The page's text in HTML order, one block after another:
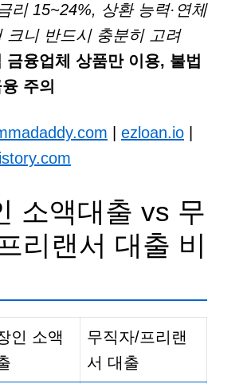
리 15~24%, 상환 능력·연체
크니 반드시 충분히 고려
금융업체 상품만 이용, 불법
주의
| ezloan.io |
소액대출 vs 무
리랜서 대출 비
인 소액
무직자/프리랜
서 대출